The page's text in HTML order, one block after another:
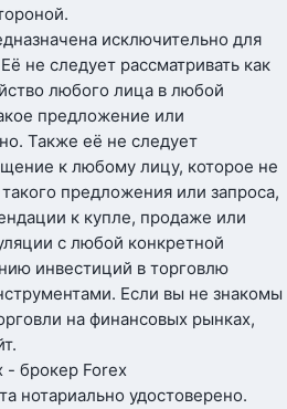
исключительно для
не следует рассматривать как
любого лица в любой
предложение или
Также её не следует
к любому лицу, которое не
предложения или запроса,
к купле, продаже или
с любой конкретной
инвестиций в торговлю
Если вы не знакомы
на финансовых рынках,
брокер Forex
нотариально удостоверено.